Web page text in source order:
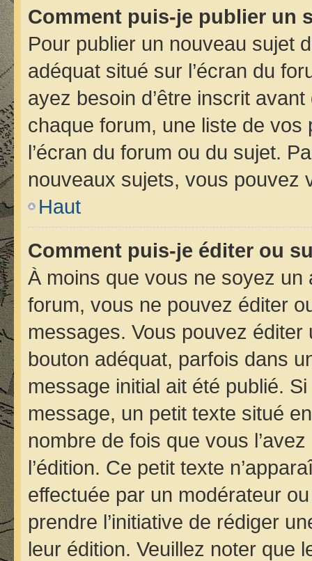
Comment puis-je publier un
Pour publier un nouveau sujet
adéquat situé sur l’écran du
ayez besoin d’être inscrit
chaque forum, une liste de
l’écran du forum ou du sujet.
nouveaux sujets, vous pouvez
Haut
Comment puis-je éditer ou
À moins que vous ne soyez
forum, vous ne pouvez éditer
messages. Vous pouvez
bouton adéquat, parfois dans
message initial ait été publié.
message, un petit texte situé
nombre de fois que vous
l’édition. Ce petit texte
effectuée par un modérateur
prendre l’initiative de rédiger
leur édition. Veuillez noter que